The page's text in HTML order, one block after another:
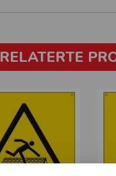
RELATERTE